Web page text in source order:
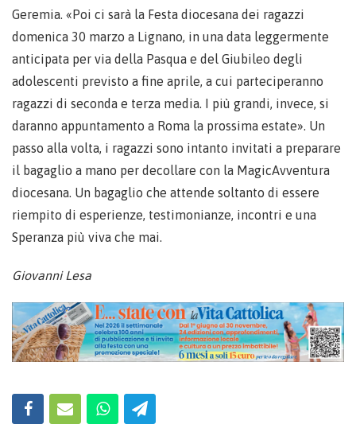
Geremia. «Poi ci sarà la Festa diocesana dei ragazzi
domenica 30 marzo a Lignano, in una data leggermente
anticipata per via della Pasqua e del Giubileo degli
adolescenti previsto a fine aprile, a cui parteciperanno
ragazzi di seconda e terza media. I più grandi, invece, si
daranno appuntamento a Roma la prossima estate». Un
passo alla volta, i ragazzi sono intanto invitati a preparare
il bagaglio a mano per decollare con la MagicAvventura
diocesana. Un bagaglio che attende soltanto di essere
riempito di esperienze, testimonianze, incontri e una
Speranza più viva che mai.
Giovanni Lesa